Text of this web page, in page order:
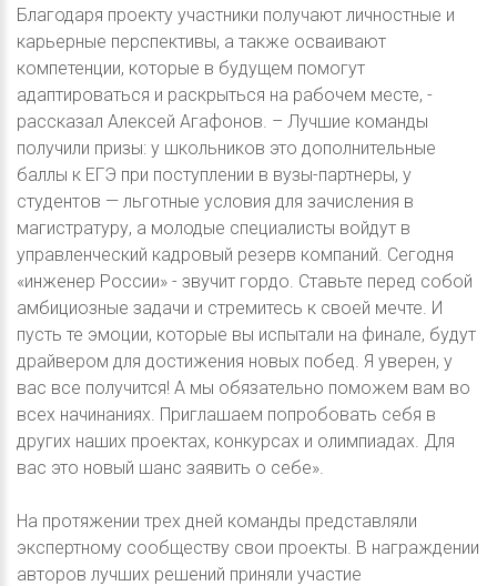
Благодаря проекту участники получают личностные и
карьерные перспективы, а также осваивают
компетенции, которые в будущем помогут
адаптироваться и раскрыться на рабочем месте, -
рассказал Алексей Агафонов. – Лучшие команды
получили призы: у школьников это дополнительные
баллы к ЕГЭ при поступлении в вузы-партнеры, у
студентов — льготные условия для зачисления в
магистратуру, а молодые специалисты войдут в
управленческий кадровый резерв компаний. Сегодня
«инженер России» - звучит гордо. Ставьте перед собой
амбициозные задачи и стремитесь к своей мечте. И
пусть те эмоции, которые вы испытали на финале, будут
драйвером для достижения новых побед. Я уверен, у
вас все получится! А мы обязательно поможем вам во
всех начинаниях. Приглашаем попробовать себя в
других наших проектах, конкурсах и олимпиадах. Для
вас это новый шанс заявить о себе».
На протяжении трех дней команды представляли
экспертному сообществу свои проекты. В награждении
авторов лучших решений приняли участие